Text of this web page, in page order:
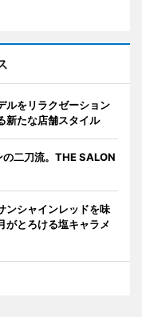
ルをリラクゼーション
新たな店舗スタイル
二刀流。THE SALON
ンシャインレッドを味
がとろける塩キャラメ